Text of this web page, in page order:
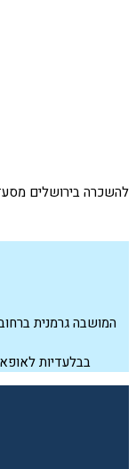
להשכרה בירושלים
בבלעדיות לאופאל נדל"ן